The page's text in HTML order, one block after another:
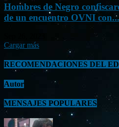
Hombres de Negro
de un encuentro OVNI con...
Cargar más
RECOMENDACIONES DEL
Autor
MENSAJES POPULARES